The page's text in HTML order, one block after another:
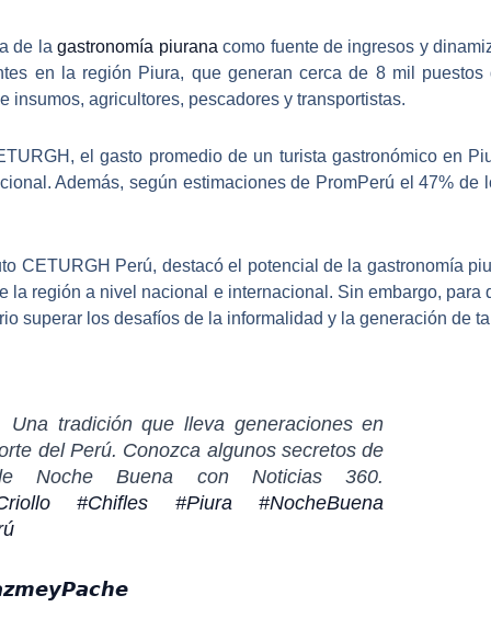
de lagastronomía piurana como fuente de ingresos y
en la región Piura, que generan cerca de 8 mil puestos
insumos, agricultores, pescadores y transportistas.
el gasto promedio de un turista gastronómico en
Además, según estimaciones de PromPerú el 47% de
CETURGH Perú, destacó el potencial de la gastronomía
la región a nivel nacional e internacional. Sin embargo, para
superar los desafíos de la informalidad y la generación de
Una tradición que lleva generaciones en
del Perú. Conozca algunos secretos de
Noche Buena con Noticias 360.
#Chifles #Piura
#NocheBuena